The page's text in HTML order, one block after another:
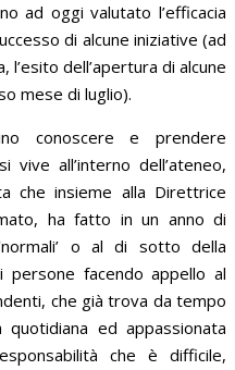
ad oggi valutato l’efficacia
di alcune iniziative (ad
dell’apertura di alcune
mese di luglio).
conoscere e prendere
vive all’interno dell’ateneo,
che insieme alla Direttrice
ha fatto in un anno di
o al di sotto della
persone facendo appello al
che già trova da tempo
ed appassionata
che è difficile,